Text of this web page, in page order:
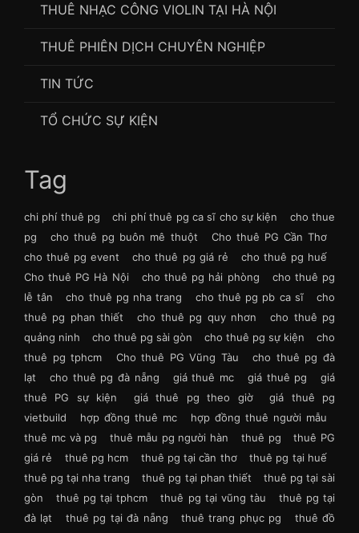
THUÊ NHẠC CÔNG VIOLIN TẠI HÀ NỘI
THUÊ PHIÊN DỊCH CHUYÊN NGHIỆP
TIN TỨC
TỔ CHỨC SỰ KIỆN
Tag
chi phí thuê pg chi phí thuê pg ca sĩ cho sự kiện
cho thue
pg
cho thuê pg buôn mê thuột
Cho thuê PG Cần Thơ
cho thuê pg event
cho thuê pg giá rẻ
cho thuê pg huế
Cho thuê PG Hà Nội
cho thuê pg hải phòng
cho thuê pg
lễ tân
cho thuê pg nha trang cho thuê pg pb ca sĩ
cho
thuê pg phan thiết
cho thuê pg quy nhơn
cho thuê pg
quảng ninh
cho thuê pg sài gòn cho thuê pg sự kiện
cho
thuê pg tphcm
Cho thuê PG Vũng Tàu
cho thuê pg đà
lạt
cho thuê pg đà nẵng giá thuê mc giá thuê pg
giá
thuê PG sự kiện
giá thuê pg theo giờ
giá thuê pg
vietbuild
hợp đồng thuê mc
hợp đồng thuê người mẫu
thuê mc và pg
thuê mẫu pg người hàn thuê pg
thuê PG
giá rẻ
thuê pg hcm thuê pg tại cần thơ
thuê pg tại huế
thuê pg tại nha trang
thuê pg tại phan thiết
thuê pg tại sài
gòn
thuê pg tại tphcm thuê pg tại vũng tàu
thuê pg tại
đà lạt
thuê pg tại đà nẵng thuê trang phục pg
thuê đồ